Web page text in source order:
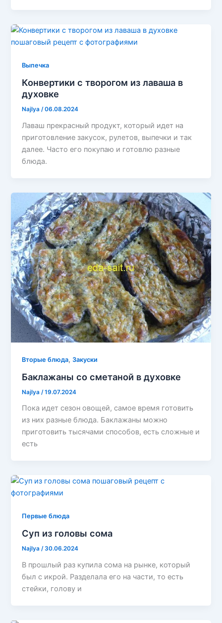
Выпечка
Конвертики с творогом из лаваша в
духовке
Najlya/06.08.2024
Лаваш прекрасный продукт, который идет на
приготовление закусок, рулетов, выпечки и так
далее. Часто его покупаю и готовлю разные
блюда.
Вторые блюда,Закуски
Баклажаны со сметаной в духовке
Najlya /19.07.2024
Пока идет сезон овощей, самое время готовить
из них разные блюда. Баклажаны можно
приготовить тысячами способов, есть сложные и
есть
Первые блюда
Суп из головы сома
Najlya/30.06.2024
В прошлый раз купила сома на рынке, который
был с икрой. Разделала его на части, то есть
стейки, голову и